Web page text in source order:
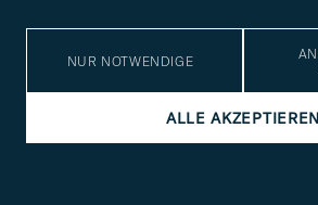
NUR NOTWENDIGE
ALLE AKZEPTIEREN